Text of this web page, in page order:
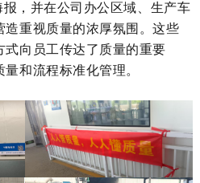
，并在公司办公区域、生产车
造重视质量的浓厚氛围。这些
向员工传达了质量的重要
和流程标准化管理。